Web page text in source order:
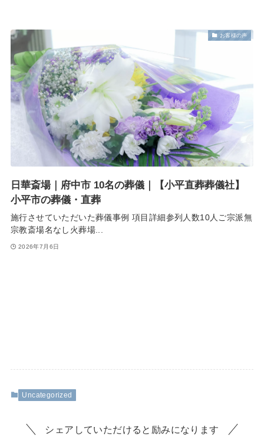
お客様の声
日華斎場｜府中市 10名の葬儀｜【小平直葬葬儀社】
小平市の葬儀・直葬
施行させていただいた葬儀事例 項目詳細参列人数10人ご宗派無
宗教斎場名なし火葬場...
2026年7月6日
Uncategorized
シェアしていただけると励みになります